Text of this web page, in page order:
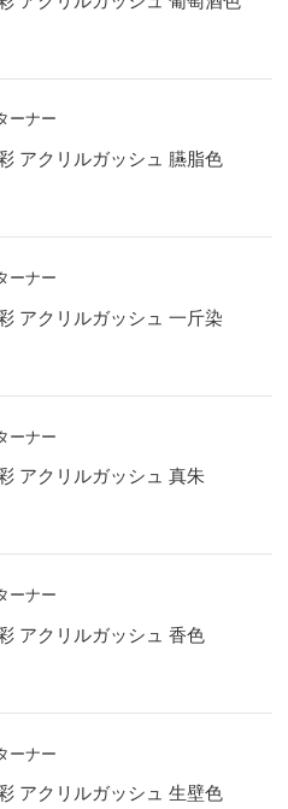
ーナー
アクリルガッシュ 臙脂色
ーナー
アクリルガッシュ 一斤染
ーナー
アクリルガッシュ 真朱
ーナー
アクリルガッシュ 香色
ーナー
アクリルガッシュ 生壁色